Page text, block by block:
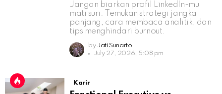
Jangan biarkan profil LinkedIn-mu
mati suri. Temukan strategi jangka
panjang, cara membaca analitik, dan
tips menghindari burnout.
by Jati Sunarto
July 27, 2026, 5:08 pm
Karir